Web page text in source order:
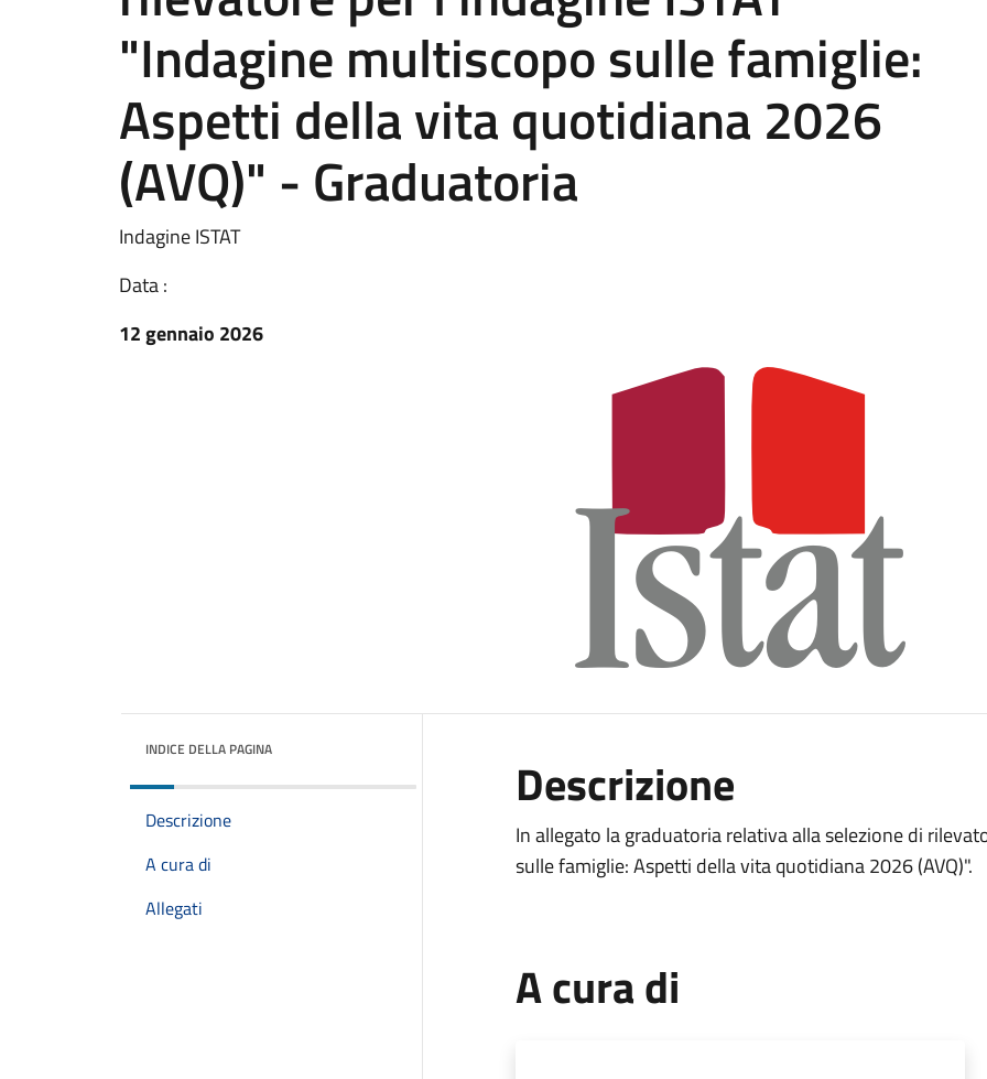
"Indagine multiscopo sulle famiglie:
Aspetti della vita quotidiana 2026
(AVQ)" - Graduatoria
Indagine ISTAT
Data :
12 gennaio 2026
INDICE DELLA PAGINA
Descrizione
A cura di
Allegati
Descrizione
In allegato la graduatoria relativa alla selezione di
sulle famiglie: Aspetti della vita quotidiana 2026 (AVQ)".
A cura di